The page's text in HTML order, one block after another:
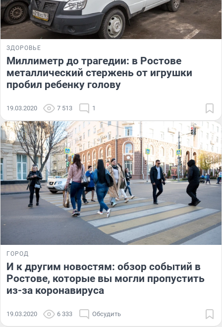
ЗДОРОВЬЕ
Миллиметр до трагедии: в Ростове
металлический стержень от игрушки
пробил ребенку голову
19.03.2020 7 513 1
ГОРОД
И к другим новостям: обзор событий в
Ростове, которые вы могли пропустить
из-за коронавируса
19.03.2020 6 333 Обсудить